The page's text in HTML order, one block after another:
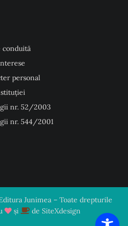
personal
nr. 52/2003
nr. 544/2001
Junimea – Toate drepturile
și de SiteXdesign